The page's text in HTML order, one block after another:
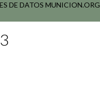
DE DATOS MUNICION.ORG